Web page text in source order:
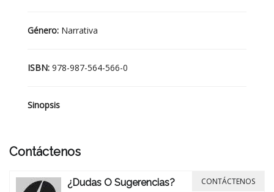
Género: Narrativa
ISBN: 978-987-564-566-0
Sinopsis
Contáctenos
¿Dudas O Sugerencias?
CONTÁCTENOS